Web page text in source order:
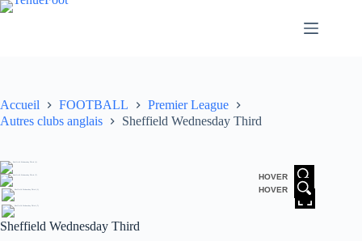
Passer
Accueil FOOTBALL
Premier League
Autres clubs anglais
Sheffield Wednesday Third
HOVER
HOVER
Sheffield Wednesday Third